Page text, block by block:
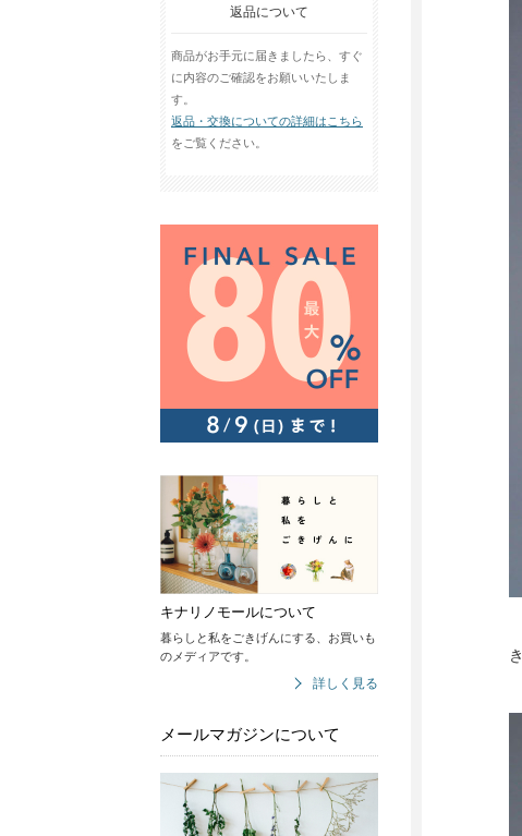
返品について
商品がお手元に届きましたら、すぐ
に内容のご確認をお願いいたしま
す。
返品・交換についての詳細はこちら
をご覧ください。
キナリノモールについて
暮らしと私をごきげんにする、お買いも
のメディアです。
詳しく見る
メールマガジンについて